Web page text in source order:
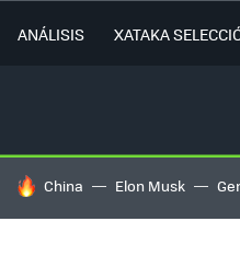
ANÁLISIS XATAKA
HOY SE HABLA DE
China Elon Musk